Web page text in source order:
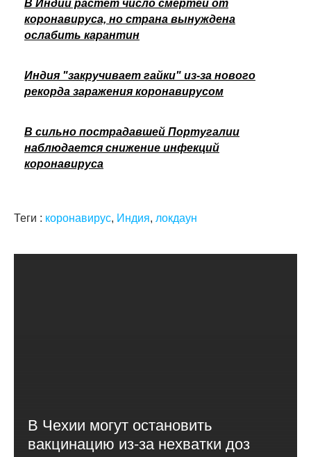
В Индии растет число смертей от
коронавируса, но страна вынуждена
ослабить карантин
Индия "закручивает гайки" из-за нового
рекорда заражения коронавирусом
В сильно пострадавшей Португалии
наблюдается снижение инфекций
коронавируса
Теги : коронавирус, Индия, локдаун
В Чехии могут остановить
вакцинацию из-за нехватки доз